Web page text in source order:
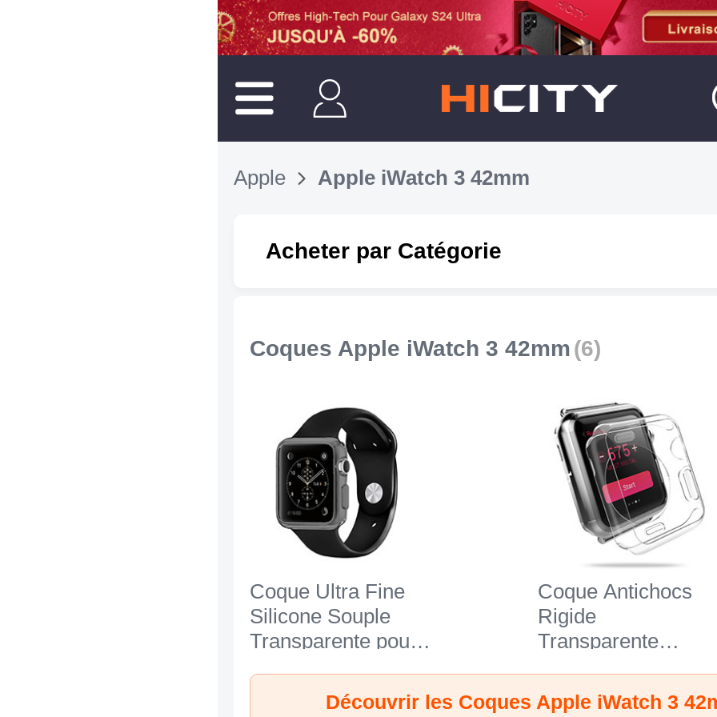
Apple Apple iWatch 3 42mm
Acheter par Catégorie
Coques Apple iWatch 3 42mm(6)
Coque Ultra Fine
Silicone Souple
Transparente pour
42mm Gris
Coque Antichocs
Rigide
Transparente
iWatch 3 42mm
Découvrir les Coques Apple iWatch 3